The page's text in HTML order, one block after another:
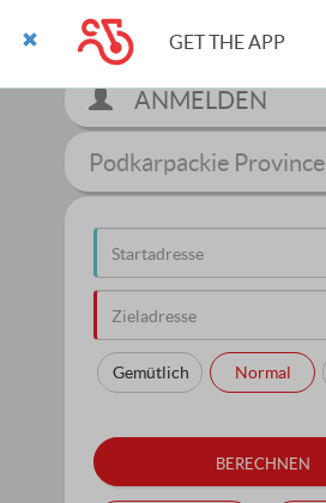
ANMELDEN
Podkarpackie Province
Gemütlich Normal
berechnen
GET THE APP